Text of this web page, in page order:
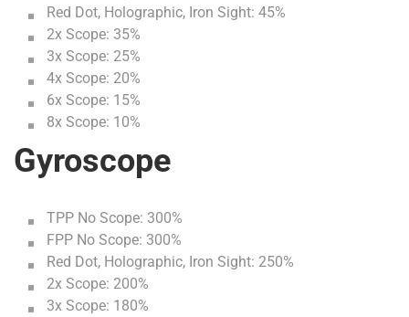
Red Dot, Holographic, Iron Sight: 45%
2x Scope: 35%
3x Scope: 25%
4x Scope: 20%
6x Scope: 15%
8x Scope: 10%
Gyroscope
TPP No Scope: 300%
FPP No Scope: 300%
Red Dot, Holographic, Iron Sight: 250%
2x Scope: 200%
3x Scope: 180%